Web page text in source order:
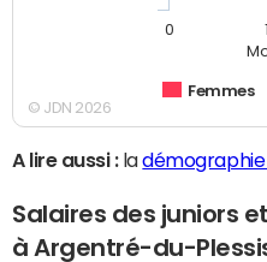
Femmes
0
© JDN 2026
A lire aussi :la
Salaires des juniors
à Argentré-du-